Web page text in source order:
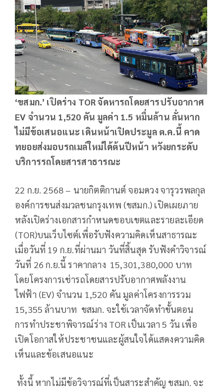
‘ขสมก.’ เปิดร่าง TOR จัดหารถโดยสารปรับอากาศ
EV จำนวน 1,520 คัน มูลค่า 1.5 หมื่นล้าน ลั่นหาก
ไม่มีข้อเสนอแนะ เดินหน้าเปิดประมูล ต.ค.นี้ คาด
ทยอยส่งมอบรถเมล์ใหม่ได้ต้นปีหน้า หวังยกระดับ
บริการรถโดยสารสาธารณะ
22 ก.ย. 2568 – นายกิตติกานต์ จอมดวง จารุวรพลกุล
องค์การขนส่งมวลชนกรุงเทพ (ขสมก.) เปิดเผยภาย
หลังเปิดร่างเอกสารกำหนดขอบเขตและรายละเอียด
(TOR)บนเว็บไซต์เพื่อรับฟังความคิดเห็นสาธารณะ
เมื่อวันที่ 19 ก.ย.ที่ผ่านมา วันที่สิ้นสุด รับฟังคำวิจารณ์
วันที่ 26 ก.ย.นี้ ราคากลาง 15,301,380,000 บาท
โดยโครงการเช่ารถโดยสารปรับอากาศพลังงาน
ไฟฟ้า (EV) จำนวน 1,520 คัน มูลค่าโครงการรวม
15,355 ล้านบาท ขสมก. จะใช้เวลาจัดทำขั้นตอน
การทำประชาพิจารณ์ร่าง TOR เป็นเวลา 5 วัน เพื่อ
เปิดโอกาสให้ประชาชนและผู้สนใจได้แสดงความคิด
เห็นและข้อเสนอแนะ
ทั้งนี้ หากไม่มีข้อวิจารณ์ที่เป็นสาระสำคัญ ขสมก. จะ